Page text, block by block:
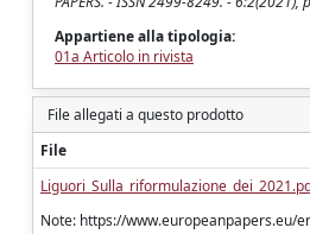
Appartiene alla tipologia:
01a Articolo in rivista
File allegati a questo prodotto
File
Note: https://www.europeanpapers.eu/